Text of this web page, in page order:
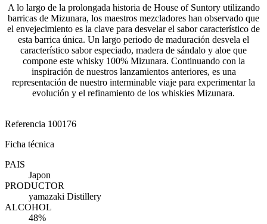
A lo largo de la prolongada historia de House of Suntory utilizando
barricas de Mizunara, los maestros mezcladores han observado que
el envejecimiento es la clave para desvelar el sabor característico de
esta barrica única. Un largo periodo de maduración desvela el
característico sabor especiado, madera de sándalo y aloe que
compone este whisky 100% Mizunara. Continuando con la
inspiración de nuestros lanzamientos anteriores, es una
representación de nuestro interminable viaje para experimentar la
evolución y el refinamiento de los whiskies Mizunara.
Referencia 100176
Ficha técnica
PAIS
Japon
PRODUCTOR
yamazaki Distillery
ALCOHOL
48%